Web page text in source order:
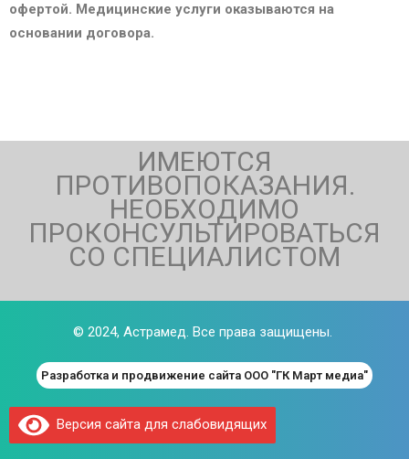
офертой. Медицинские услуги оказываются на
основании договора.
ИМЕЮТСЯ
ПРОТИВОПОКАЗАНИЯ.
НЕОБХОДИМО
ПРОКОНСУЛЬТИРОВАТЬСЯ
СО СПЕЦИАЛИСТОМ
© 2024, Астрамед. Все права защищены.
Разработка и продвижение сайта ООО "ГК Март медиа"
Версия сайта для слабовидящих